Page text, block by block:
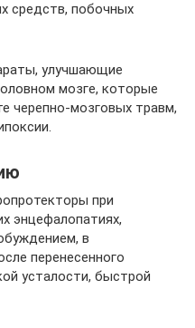
средств, побочных
улучшающие
мозге, которые
черепно-мозговых травм,
при
энцефалопатиях,
в
перенесенного
усталости, быстрой